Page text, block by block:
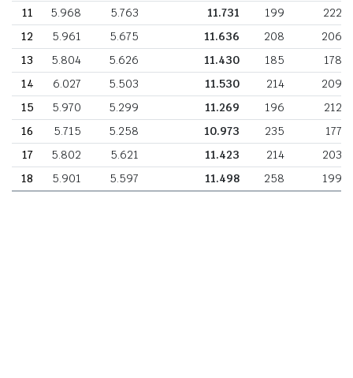
11
5.968 5.763 11.731 199
222
12
5.961 5.675 11.636 208
206
13
5.804 5.626 11.430 185 178
14
6.027 5.503 11.530 214
209
15
5.970 5.299 11.269 196 212
16
5.715 5.258 10.973 235
177
17
5.802 5.621 11.423 214
203
18
5.901 5.597 11.498 258 199